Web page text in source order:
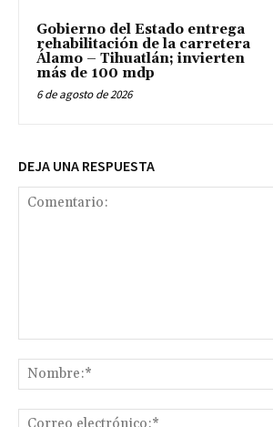
Gobierno del Estado entrega
rehabilitación de la carretera
Álamo – Tihuatlán; invierten
más de 100 mdp
6 de agosto de 2026
DEJA UNA RESPUESTA